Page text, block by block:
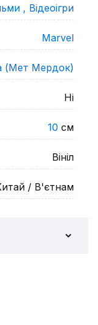
, Відеоігри
Marvel
(Мет Мердок)
Ні
10 см
Вініл
/ В'єтнам